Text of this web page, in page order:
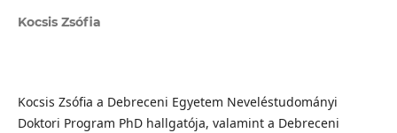
Kocsis Zsófia
Kocsis Zsófia a Debreceni Egyetem Neveléstudományi
Doktori Program PhD hallgatója, valamint a Debreceni